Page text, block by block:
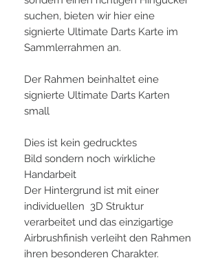
suchen, bieten wir hier eine
signierte Ultimate Darts Karte im
Sammlerrahmen an.
Der Rahmen beinhaltet eine
signierte Ultimate Darts Karten
small
Dies ist kein gedrucktes
Bild sondern noch wirkliche
Handarbeit
Der Hintergrund ist mit einer
individuellen 3D Struktur
verarbeitet und das einzigartige
Airbrushfinish verleiht den Rahmen
ihren besonderen Charakter.